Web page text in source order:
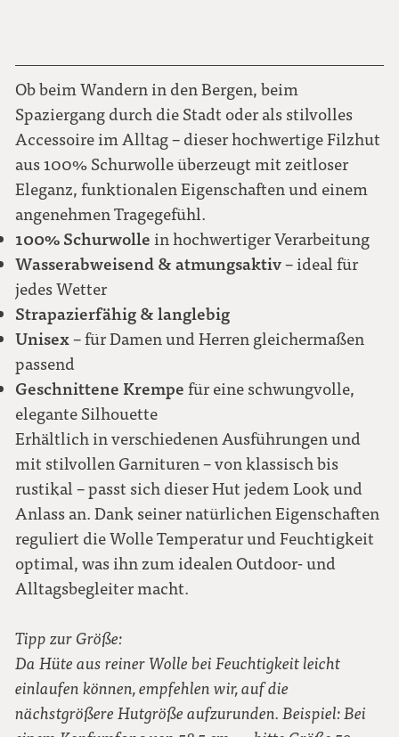
58
59
60
61
62
Ob beim Wandern in den Bergen, beim
Spaziergang durch die Stadt oder als stilvolles
Accessoire im Alltag – dieser hochwertige Filzhut
aus 100% Schurwolle überzeugt mit zeitloser
Eleganz, funktionalen Eigenschaften und einem
angenehmen Tragegefühl.
100% Schurwolle in hochwertiger Verarbeitung
Wasserabweisend & atmungsaktiv– ideal für
jedes Wetter
Strapazierfähig & langlebig
Unisex– für Damen und Herren gleichermaßen
passend
Geschnittene Krempe für eine schwungvolle,
elegante Silhouette
Erhältlich in verschiedenen Ausführungen und
mit stilvollen Garnituren – von klassisch bis
rustikal – passt sich dieser Hut jedem Look und
Anlass an. Dank seiner natürlichen Eigenschaften
reguliert die Wolle Temperatur und Feuchtigkeit
optimal, was ihn zum idealen Outdoor- und
Alltagsbegleiter macht.
Tipp zur Größe:
Da Hüte aus reiner Wolle bei Feuchtigkeit leicht
einlaufen können, empfehlen wir, auf die
nächstgrößere Hutgröße aufzurunden. Beispiel: Bei